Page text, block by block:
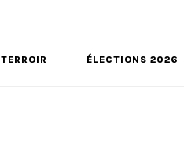
POINTS DE VUE
TERROIR ÉLECTIONS 2026